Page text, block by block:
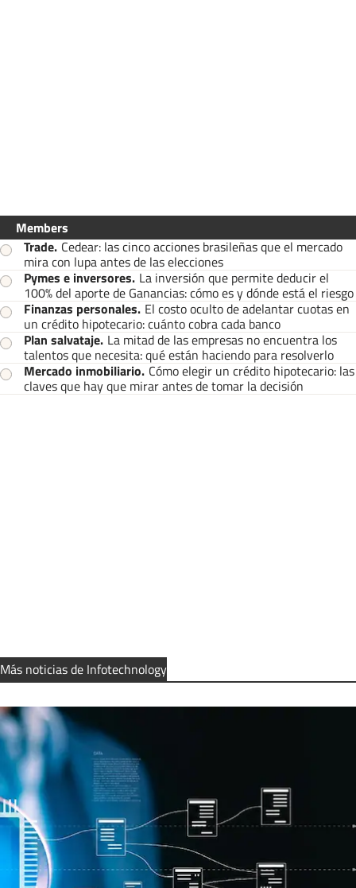
Members
Trade. Cedear: las cinco acciones brasileñas que el mercado
mira con lupa antes de las elecciones
Pymes e inversores. La inversión que permite deducir el
100% del aporte de Ganancias: cómo es y dónde está el riesgo
Finanzas personales. El costo oculto de adelantar cuotas en
un crédito hipotecario: cuánto cobra cada banco
Plan salvataje. La mitad de las empresas no encuentra los
talentos que necesita: qué están haciendo para resolverlo
Mercado inmobiliario. Cómo elegir un crédito hipotecario: las
claves que hay que mirar antes de tomar la decisión
Más noticias de Infotechnology